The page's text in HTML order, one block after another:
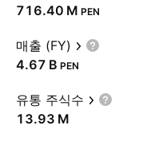
‪716.40 M‬ PEN
매출 (FY)
‪4.67 B‬ PEN
유통 주식수
‪13.93 M‬